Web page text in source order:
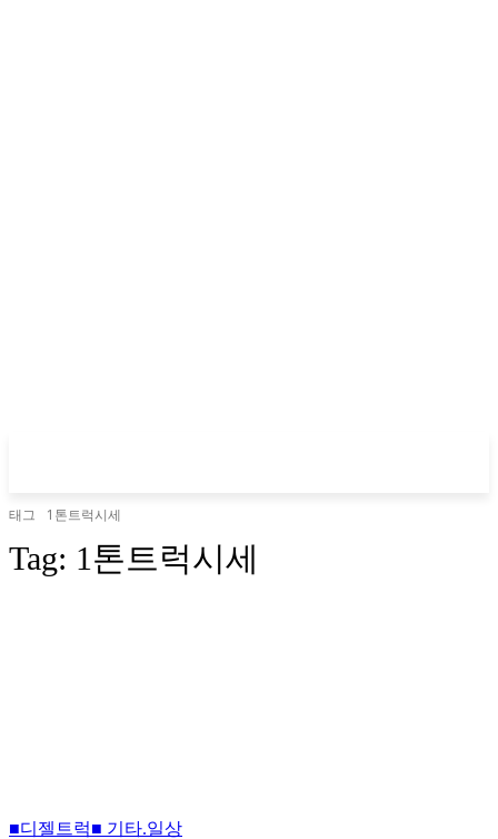
태그 1톤트럭시세
Tag: 1톤트럭시세
■디젤트럭■ 기타.일상